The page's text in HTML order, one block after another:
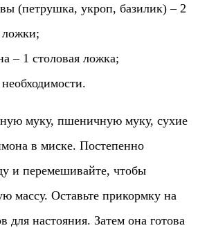
(петрушка, укроп, базилик) – 2
ложки;
– 1 столовая ложка;
муку, пшеничную муку, сухие
в миске. Постепенно
и перемешивайте, чтобы
массу. Оставьте прикормку на
для настояния. Затем она готова